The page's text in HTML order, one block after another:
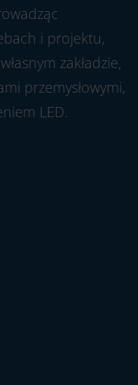
i projektu,
zakładzie,
przemysłowymi,
LED.